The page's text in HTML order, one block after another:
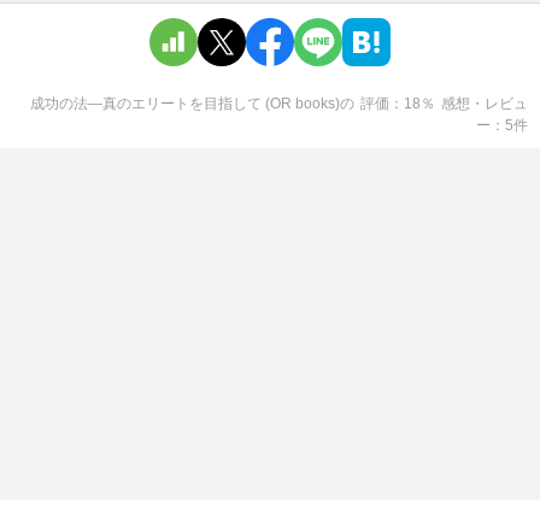
成功の法―真のエリートを目指して (OR books)の 評価 18 ％ 感想・レビュ
ー
5件